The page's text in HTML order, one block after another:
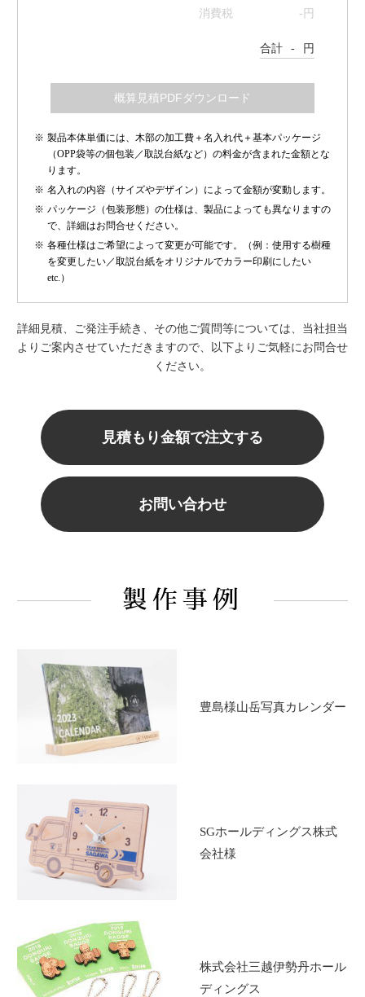
消費税 - 円
合計 - 円
製品本体単価には、木部の加工費＋名入れ代＋基本パッケージ
（OPP袋等の個包装／取説台紙など）の料金が含まれた金額とな
ります。
名入れの内容（サイズやデザイン）によって金額が変動します。
パッケージ（包装形態）の仕様は、製品によっても異なりますの
で、詳細はお問合せください。
各種仕様はご希望によって変更が可能です。（例：使用する樹種
を変更したい／取説台紙をオリジナルでカラー印刷にしたい
etc.）
詳細見積、ご発注手続き、その他ご質問等については、当社担当
よりご案内させていただきますので、以下よりご気軽にお問合せ
ください。
見積もり金額で注文する
お問い合わせ
製作事例
豊島様山岳写真カレンダー
SGホールディングス株式
会社様
株式会社三越伊勢丹ホール
ディングス